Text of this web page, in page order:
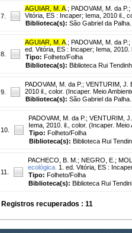
7.
AGUIAR, M. A ; PADOVAM, M. da P. ;
Vitória, ES : Incaper; Iema, 2010 il.,
Biblioteca(s): São Gabriel da Palha.
8.
AGUIAR, M. A ; PADOVAM, M. da P. ;
ed. Vitória, ES : Incaper; Iema,
Tipo: Folheto/Folha
Biblioteca(s): Biblioteca Rui
9.
PADOVAM, M. da P. ; VENTURIM, J.
2010 il., color. (Incaper. Meio
Biblioteca(s): São Gabriel da Palha.
10.
PADOVAM, M. da P. ; VENTURIM,
Iema, 2010. il., color. (Incaper.
Tipo: Folheto/Folha
Biblioteca(s): Biblioteca Rui
11.
PACHECO, B. M. ; NEGRO, E. ;
ecológica. 1. ed. Vitória, ES :
Tipo: Folheto/Folha
Biblioteca(s): Biblioteca Rui
Registros recuperados : 11